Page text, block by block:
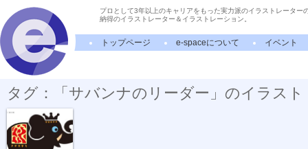
プロとして3年以上のキャリアをもった実力派のイラストレーター
納得のイラストレーター＆イラストレーション。
トップページ e-spaceについて イベント
タグ：「サバンナのリーダー」のイラスト
夜の王様